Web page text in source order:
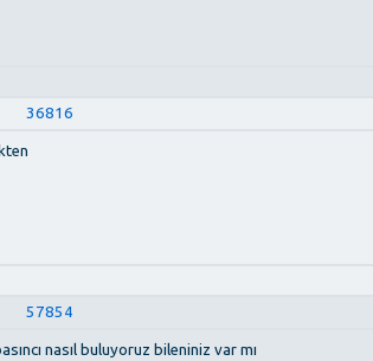
36816
57854
nasıl buluyoruz bileniniz var mı